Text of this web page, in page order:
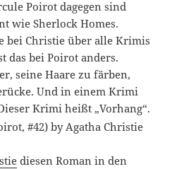
Poirot dagegen sind
wie Sherlock Homes.
bei Christie über alle Krimis
das bei Poirot anders.
seine Haare zu färben,
Und in einem Krimi
Krimi heißt „Vorhang“.
diesen Roman in den